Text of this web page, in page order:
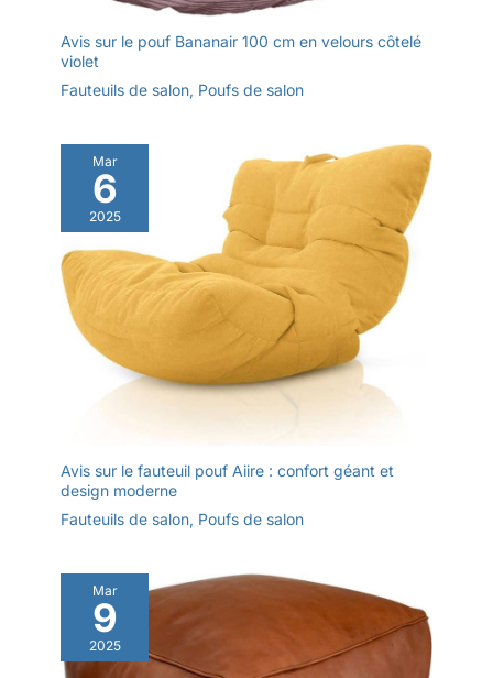
Avis sur le pouf Bananair 100 cm en velours côtelé
violet
Fauteuils de salon, Poufs de salon
Mar
6
2025
Avis sur le fauteuil pouf Aiire : confort géant et
design moderne
Fauteuils de salon, Poufs de salon
Mar
9
2025